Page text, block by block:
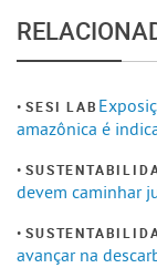
SESI LAB
amazônica é
devem caminhar
avançar na